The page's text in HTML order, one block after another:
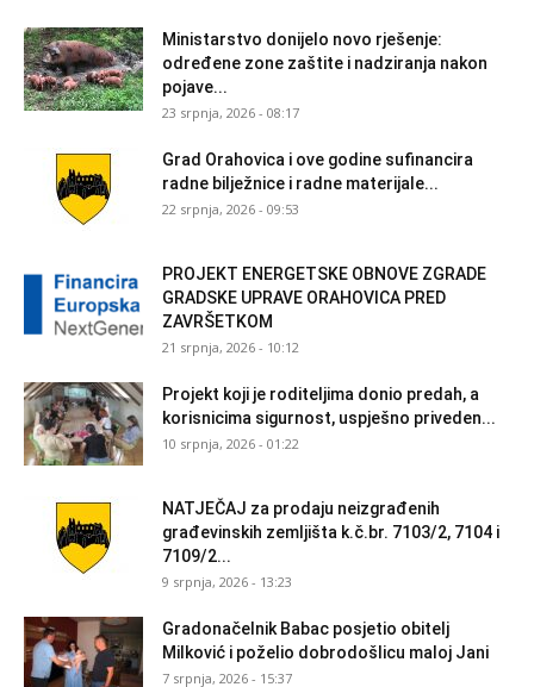
Ministarstvo donijelo novo rješenje:
određene zone zaštite i nadziranja nakon
pojave...
23 srpnja, 2026 - 08:17
Grad Orahovica i ove godine sufinancira
radne bilježnice i radne materijale...
22 srpnja, 2026 - 09:53
PROJEKT ENERGETSKE OBNOVE ZGRADE
GRADSKE UPRAVE ORAHOVICA PRED
ZAVRŠETKOM
21 srpnja, 2026 - 10:12
Projekt koji je roditeljima donio predah, a
korisnicima sigurnost, uspješno priveden...
10 srpnja, 2026 - 01:22
NATJEČAJ za prodaju neizgrađenih
građevinskih zemljišta k.č.br. 7103/2, 7104 i
7109/2...
9 srpnja, 2026 - 13:23
Gradonačelnik Babac posjetio obitelj
Milković i poželio dobrodošlicu maloj Jani
7 srpnja, 2026 - 15:37